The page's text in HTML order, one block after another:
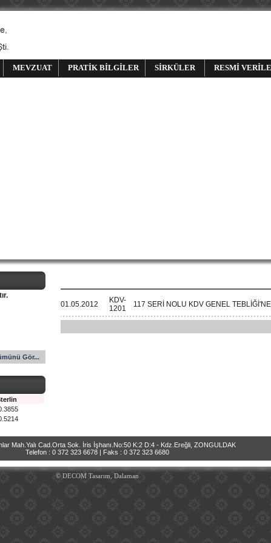
MEVZUAT PRATİK BİLGİLER SİRKÜLER RESMİ
Gör...
01.05.2012
KDV-
1201
117 SERİ NOLU KDV GENEL
Mah.Yalı Cad.Orta Sok. İris İşhanı.No:50 K:2 D:4 - Kdz.Ereğli, ZONGULDAK
Telefon : 0 372 323 6678 | Faks : 0 372 323 6680
© DECOM Tasarım, Dalaman